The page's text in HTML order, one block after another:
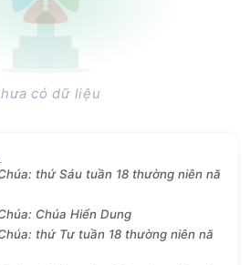
có dữ liệu
thứ Sáu tuần 18 thường niên nă
Chúa Hiển Dung
thứ Tư tuần 18 thường niên nă